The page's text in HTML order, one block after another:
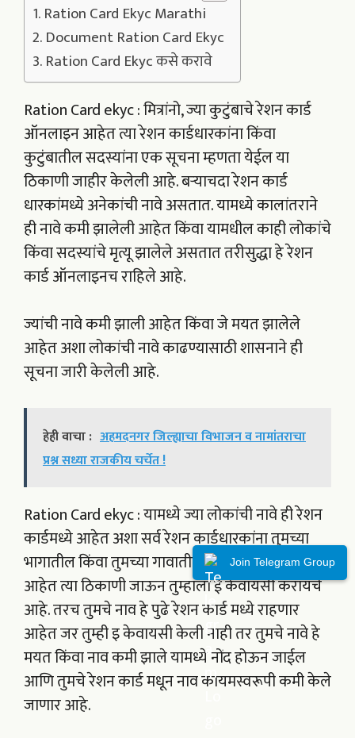
Ration Card Ekyc Marathi
Document Ration Card Ekyc
Ration Card Ekyc कसे करावे
Ration Card ekyc : मित्रांनो, ज्या कुटुंबाचे रेशन कार्ड
ऑनलाइन आहेत त्या रेशन कार्डधारकांना किंवा
कुटुंबातील सदस्यांना एक सूचना म्हणता येईल या
ठिकाणी जाहीर केलेली आहे. बऱ्याचदा रेशन कार्ड
धारकांमध्ये अनेकांची नावे असतात. यामध्ये कालांतराने
ही नावे कमी झालेली आहेत किंवा यामधील काही लोकांचे
किंवा सदस्यांचे मृत्यू झालेले असतात तरीसुद्धा हे रेशन
कार्ड ऑनलाइनच राहिले आहे.
ज्यांची नावे कमी झाली आहेत किंवा जे मयत झालेले
आहेत अशा लोकांची नावे काढण्यासाठी शासनाने ही
सूचना जारी केलेली आहे.
हेही वाचा : अहमदनगर जिल्ह्याचा विभाजन व नामांतराचा
प्रश्न सध्या राजकीय चर्चेत !
Ration Card ekyc : यामध्ये ज्या लोकांची नावे ही रेशन
कार्डमध्ये आहेत अशा सर्व रेशन कार्डधारकांना तुमच्या
भागातील किंवा तुमच्या गावातील जे रेशन पुरवठा धारक
आहेत त्या ठिकाणी जाऊन तुम्हाला ई केवायसी करायचे
आहे. तरच तुमचे नाव हे पुढे रेशन कार्ड मध्ये राहणार
आहेत जर तुम्ही इ केवायसी केली नाही तर तुमचे नावे हे
मयत किंवा नाव कमी झाले यामध्ये नोंद होऊन जाईल
आणि तुमचे रेशन कार्ड मधून नाव कायमस्वरूपी कमी केले
जाणार आहे.
Join Telegram Group